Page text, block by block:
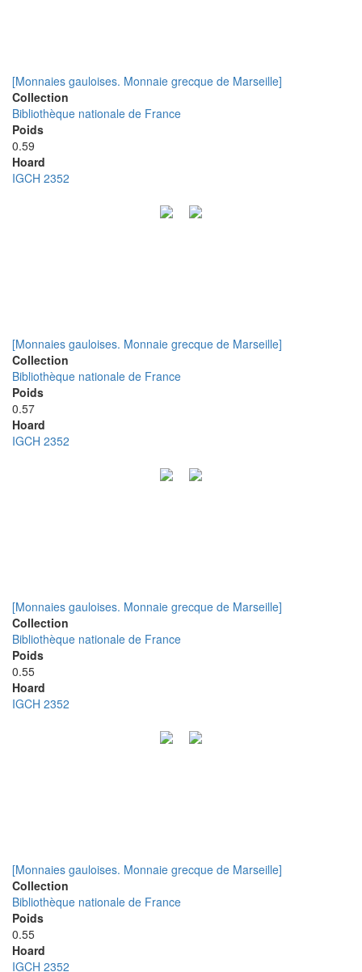
[Monnaies gauloises. Monnaie grecque de Marseille]
Collection
Bibliothèque nationale de France
Poids
0.59
Hoard
IGCH 2352
[Monnaies gauloises. Monnaie grecque de Marseille]
Collection
Bibliothèque nationale de France
Poids
0.57
Hoard
IGCH 2352
[Monnaies gauloises. Monnaie grecque de Marseille]
Collection
Bibliothèque nationale de France
Poids
0.55
Hoard
IGCH 2352
[Monnaies gauloises. Monnaie grecque de Marseille]
Collection
Bibliothèque nationale de France
Poids
0.55
Hoard
IGCH 2352